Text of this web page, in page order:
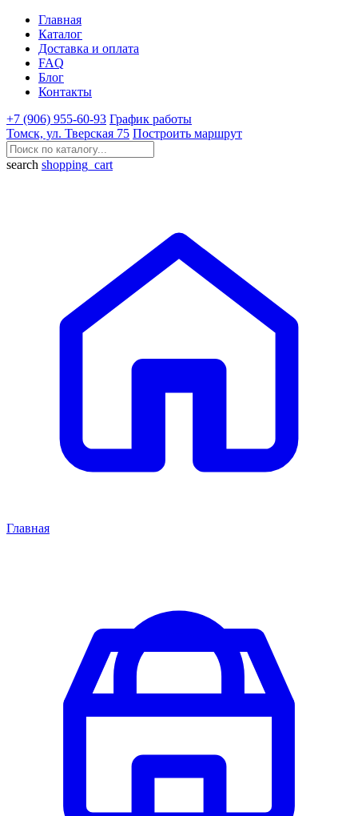
Главная
Каталог
Доставка и оплата
FAQ
Блог
Контакты
+7 (906) 955-60-93 График работы
Томск, ул. Тверская 75 Построить маршрут
search shopping_cart
Главная